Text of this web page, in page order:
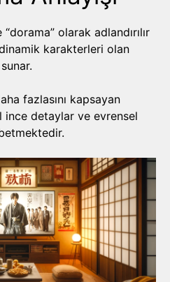
olarak adlandırılır
karakterleri olan
fazlasını kapsayan
ince detaylar ve evrensel